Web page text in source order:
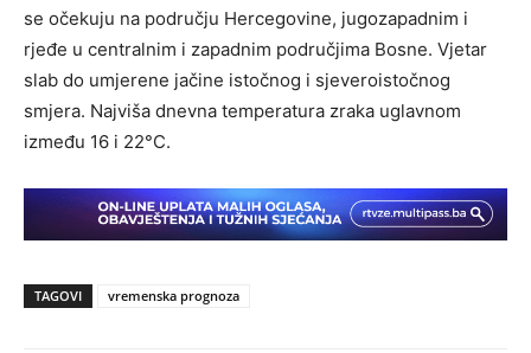
se očekuju na području Hercegovine, jugozapadnim i
rjeđe u centralnim i zapadnim područjima Bosne. Vjetar
slab do umjerene jačine istočnog i sjeveroistočnog
smjera. Najviša dnevna temperatura zraka uglavnom
između 16 i 22°C.
TAGOVI vremenska prognoza